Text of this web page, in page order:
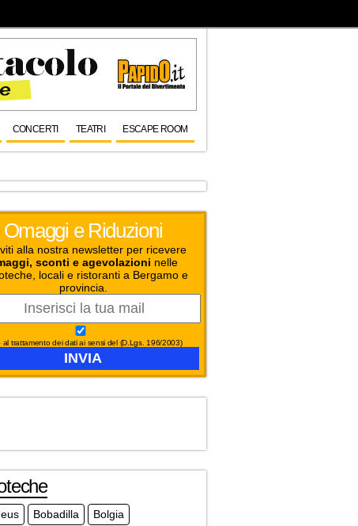
CONCERTI TEATRI ESCAPE ROOM
Omaggi e Riduzioni
alla nostra newsletter per ricevere
sconti e agevolazioni nelle
locali e ristoranti a Bergamo e
provincia.
al trattamento dei dati ai sensi del (D.Lgs. 196/2003)
Bobadilla
Bolgia